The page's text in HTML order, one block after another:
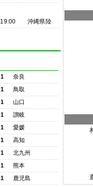
19:00 沖縄県陸
1
奈良
1
鳥取
1
山口
1
讃岐
1
愛媛
1
高知
1
北九州
1
熊本
1
鹿児島